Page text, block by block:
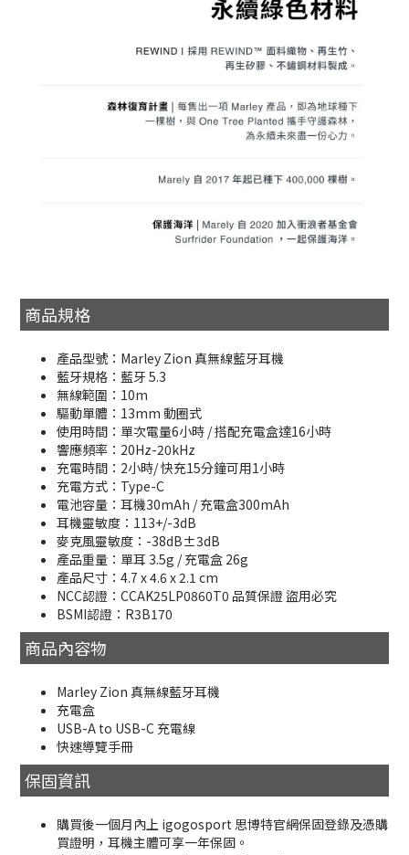
商品規格
產品型號：Marley Zion 真無線藍牙耳機
藍牙規格：藍牙 5.3
無線範圍：10m
驅動單體：13mm 動圈式
使用時間：單次電量6小時 / 搭配充電盒達16小時
響應頻率：20Hz-20kHz
充電時間：2小時/ 快充15分鐘可用1小時
充電方式：Type-C
電池容量：耳機30mAh / 充電盒300mAh
耳機靈敏度：113+/-3dB
麥克風靈敏度：-38dB±3dB
產品重量：單耳 3.5g / 充電盒 26g
產品尺寸：4.7 x 4.6 x 2.1 cm
NCC認證：CCAK25LP0860T0 品質保證 盜用必究
BSMI認證：R3B170
商品內容物
Marley Zion 真無線藍牙耳機
充電盒
USB-A to USB-C 充電線
快速導覽手冊
保固資訊
購買後一個月內上 igogosport 思博特官網保固登錄及憑購
買證明，耳機主體可享一年保固。